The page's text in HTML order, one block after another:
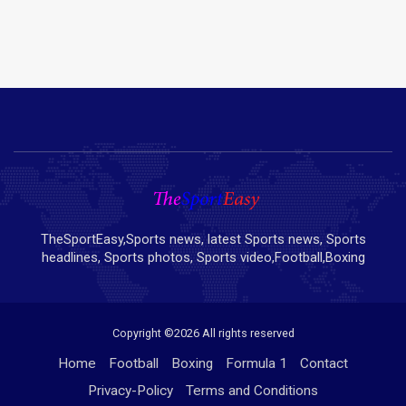
TheSportEasy,Sports news, latest Sports news, Sports
headlines, Sports photos, Sports video,Football,Boxing
Copyright ©2026 All rights reserved
Home Football Boxing Formula 1
Contact
Privacy-Policy
Terms and Conditions